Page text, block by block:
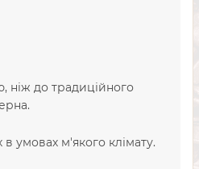
ніж до традиційного
в умовах м'якого клімату.